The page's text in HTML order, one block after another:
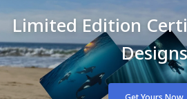
Limited Edition
Designs